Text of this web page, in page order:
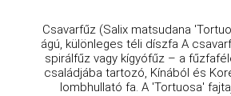
Csavarfűz (Salix matsudana
ágú, különleges téli díszfa A
spirálfűz vagy kígyófűz – a
családjába tartozó, Kínából és
lombhullató fa. A 'Tortuosa'